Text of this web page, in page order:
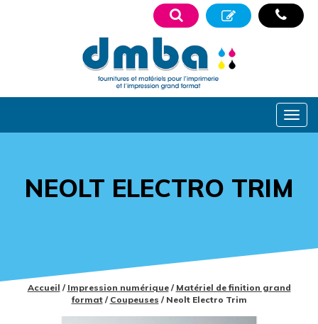
NEOLT ELECTRO TRIM
Accueil / Impression numérique/ Matériel de finition grand
format/ Coupeuses / Neolt Electro Trim